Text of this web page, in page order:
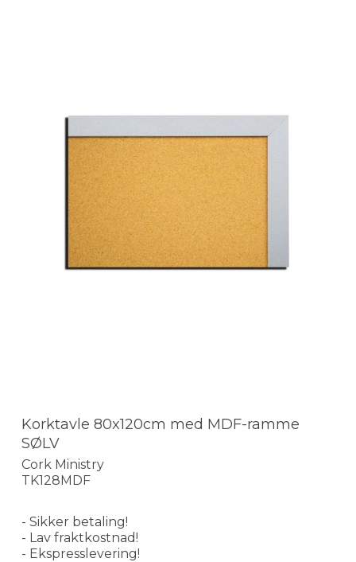
Korktavle 80x120cm med MDF-ramme
SØLV
Cork Ministry
TK128MDF
- Sikker betaling!
- Lav fraktkostnad!
- Ekspresslevering!